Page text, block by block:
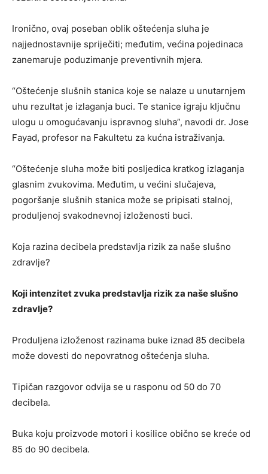
Ironično, ovaj poseban oblik oštećenja sluha je
najjednostavnije spriječiti; međutim, većina pojedinaca
zanemaruje poduzimanje preventivnih mjera.
“Oštećenje slušnih stanica koje se nalaze u unutarnjem
uhu rezultat je izlaganja buci. Te stanice igraju ključnu
ulogu u omogućavanju ispravnog sluha”, navodi dr. Jose
Fayad, profesor na Fakultetu za kućna istraživanja.
“Oštećenje sluha može biti posljedica kratkog izlaganja
glasnim zvukovima. Međutim, u većini slučajeva,
pogoršanje slušnih stanica može se pripisati stalnoj,
produljenoj svakodnevnoj izloženosti buci.
Koja razina decibela predstavlja rizik za naše slušno
zdravlje?
Koji intenzitet zvuka predstavlja rizik za naše slušno
zdravlje?
Produljena izloženost razinama buke iznad 85 decibela
može dovesti do nepovratnog oštećenja sluha.
Tipičan razgovor odvija se u rasponu od 50 do 70
decibela.
Buka koju proizvode motori i kosilice obično se kreće od
85 do 90 decibela.